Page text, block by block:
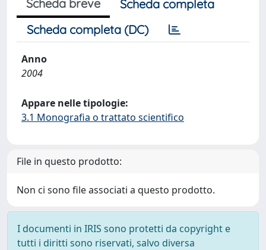
Scheda breve
Scheda completa
Scheda completa (DC)
Anno
2004
Appare nelle tipologie:
3.1 Monografia o trattato scientifico
File in questo prodotto:
Non ci sono file associati a questo prodotto.
I documenti in IRIS sono protetti da copyright e
tutti i diritti sono riservati, salvo diversa